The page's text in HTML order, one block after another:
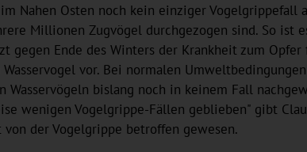
Nahen Osten noch kein einziger
Millionen Zugvögel durchgezogen sind. So ist
Ende des Winters der Krankheit zum Opfer
vor. Bei normalen
bislang noch in keinem Fall
wenigen Vogelgrippe-Fällen geblieben" gibt
der Vogelgrippe betroffen gewesen.